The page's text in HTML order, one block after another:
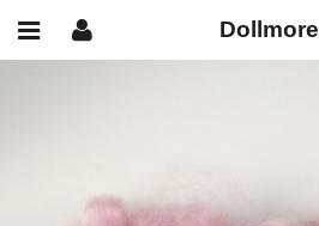
Dollmore